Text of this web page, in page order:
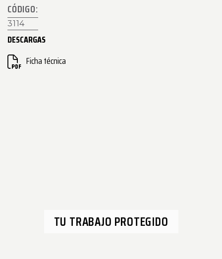
CÓDIGO:
3114
DESCARGAS
Ficha técnica
TU TRABAJO PROTEGIDO